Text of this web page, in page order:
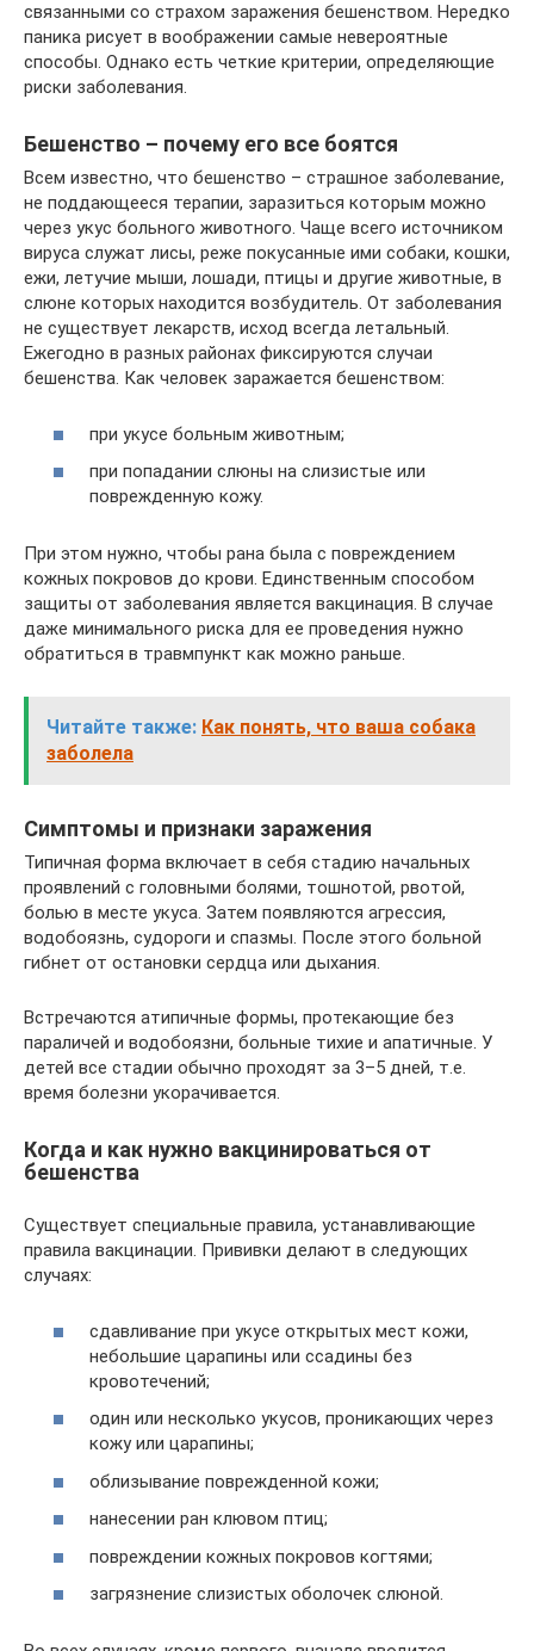
связанными со страхом заражения бешенством. Нередко
паника рисует в воображении самые невероятные
способы. Однако есть четкие критерии, определяющие
риски заболевания.
Бешенство – почему его все боятся
Всем известно, что бешенство – страшное заболевание,
не поддающееся терапии, заразиться которым можно
через укус больного животного. Чаще всего источником
вируса служат лисы, реже покусанные ими собаки, кошки,
ежи, летучие мыши, лошади, птицы и другие животные, в
слюне которых находится возбудитель. От заболевания
не существует лекарств, исход всегда летальный.
Ежегодно в разных районах фиксируются случаи
бешенства. Как человек заражается бешенством:
при укусе больным животным;
при попадании слюны на слизистые или
поврежденную кожу.
При этом нужно, чтобы рана была с повреждением
кожных покровов до крови. Единственным способом
защиты от заболевания является вакцинация. В случае
даже минимального риска для ее проведения нужно
обратиться в травмпункт как можно раньше.
Читайте также: Как понять, что ваша собака
заболела
Симптомы и признаки заражения
Типичная форма включает в себя стадию начальных
проявлений с головными болями, тошнотой, рвотой,
болью в месте укуса. Затем появляются агрессия,
водобоязнь, судороги и спазмы. После этого больной
гибнет от остановки сердца или дыхания.
Встречаются атипичные формы, протекающие без
параличей и водобоязни, больные тихие и апатичные. У
детей все стадии обычно проходят за 3–5 дней, т.е.
время болезни укорачивается.
Когда и как нужно вакцинироваться от
бешенства
Существует специальные правила, устанавливающие
правила вакцинации. Прививки делают в следующих
случаях:
сдавливание при укусе открытых мест кожи,
небольшие царапины или ссадины без
кровотечений;
один или несколько укусов, проникающих через
кожу или царапины;
облизывание поврежденной кожи;
нанесении ран клювом птиц;
повреждении кожных покровов когтями;
загрязнение слизистых оболочек слюной.